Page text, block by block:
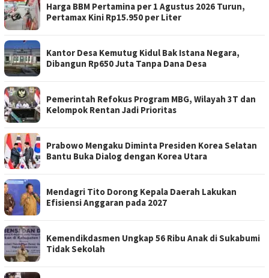
Harga BBM Pertamina per 1 Agustus 2026 Turun,
Pertamax Kini Rp15.950 per Liter
Kantor Desa Kemutug Kidul Bak Istana Negara,
Dibangun Rp650 Juta Tanpa Dana Desa
Pemerintah Refokus Program MBG, Wilayah 3T dan
Kelompok Rentan Jadi Prioritas
Prabowo Mengaku Diminta Presiden Korea Selatan
Bantu Buka Dialog dengan Korea Utara
Mendagri Tito Dorong Kepala Daerah Lakukan
Efisiensi Anggaran pada 2027
Kemendikdasmen Ungkap 56 Ribu Anak di Sukabumi
Tidak Sekolah